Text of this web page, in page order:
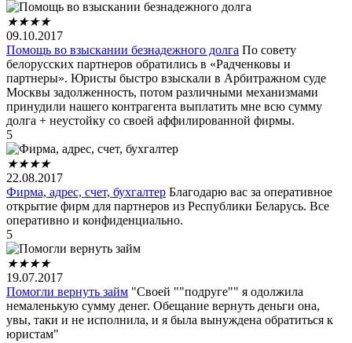
★★★★
09.10.2017
Помощь во взыскании безнадежного долга По совету
белорусских партнеров обратились в «Радченковы и
партнеры». Юристы быстро взыскали в Арбитражном суде
Москвы задолженность, потом различными механизмами
принудили нашего контрагента выплатить мне всю сумму
долга + неустойку со своей аффилированной фирмы.
5
★★★★
22.08.2017
Фирма, адрес, счет, бухгалтер Благодарю вас за оперативное
открытие фирм для партнеров из Республики Беларусь. Все
оперативно и конфиденциально.
5
★★★★
19.07.2017
Помогли вернуть займ "Своей ""подруге"" я одолжила
немаленькую сумму денег. Обещание вернуть деньги она,
увы, таки и не исполнила, и я была вынуждена обратиться к
юристам"